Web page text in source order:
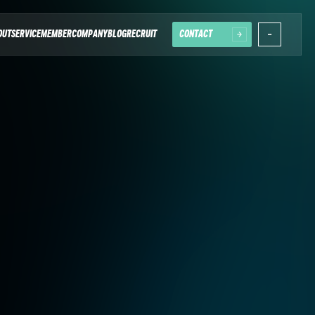
SERVICEMEMBERCOMPANYBLOGRECRUIT CONTACT